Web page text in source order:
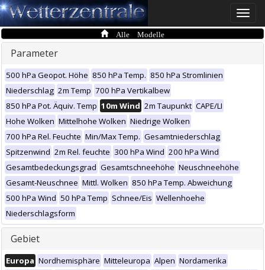
Toggle
Alle Modelle
Parameter
500 hPa Geopot. Höhe 850 hPa Temp. 850 hPa Stromlinien
Niederschlag 2m Temp 700 hPa Vertikalbew
850 hPa Pot. Äquiv. Temp 10m Wind 2m Taupunkt CAPE/LI
Hohe Wolken Mittelhohe Wolken Niedrige Wolken
700 hPa Rel. Feuchte Min/Max Temp. Gesamtniederschlag
Spitzenwind 2m Rel. feuchte 300 hPa Wind 200 hPa Wind
Gesamtbedeckungsgrad Gesamtschneehöhe Neuschneehöhe
Gesamt-Neuschnee Mittl. Wolken 850 hPa Temp. Abweichung
500 hPa Wind 50 hPa Temp Schnee/Eis Wellenhoehe
Niederschlagsform
Gebiet
Europa Nordhemisphäre Mitteleuropa Alpen Nordamerika